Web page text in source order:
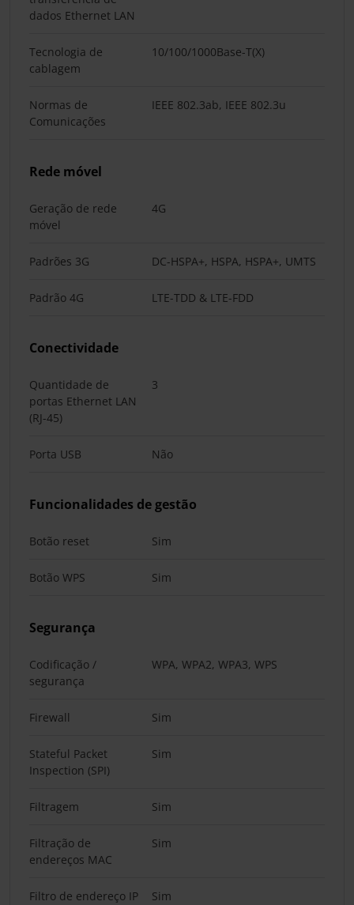
dados Ethernet LAN
Tecnologia de
cablagem
10/100/1000Base-T(X)
Normas de
Comunicações
IEEE 802.3ab, IEEE 802.3u
Rede móvel
Geração de rede
móvel
4G
Padrões 3G DC-HSPA+, HSPA, HSPA+, UMTS
Padrão 4G LTE-TDD & LTE-FDD
Conectividade
Quantidade de
portas Ethernet LAN
(RJ-45)
3
Porta USB Não
Funcionalidades de gestão
Botão reset Sim
Botão WPS Sim
Segurança
Codificação /
segurança
WPA, WPA2, WPA3, WPS
Firewall Sim
Stateful Packet
Inspection (SPI)
Sim
Filtragem Sim
Filtração de
endereços MAC
Sim
Filtro de endereço IP Sim